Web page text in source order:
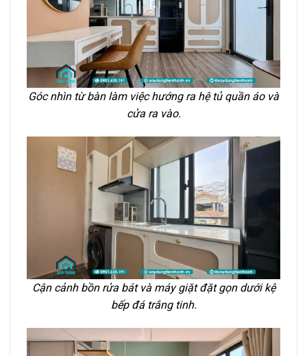
Góc nhìn từ bàn làm việc hướng ra hệ tủ quần áo và
cửa ra vào.
Cận cảnh bồn rửa bát và máy giặt đặt gọn dưới kệ
bếp đá trắng tinh.